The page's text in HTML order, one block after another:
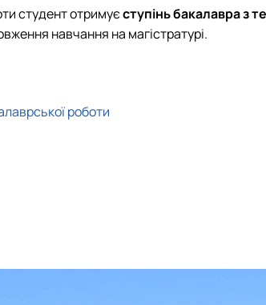
студент отримуєступінь бакалавра з
навчання на магістратурі.
роботи